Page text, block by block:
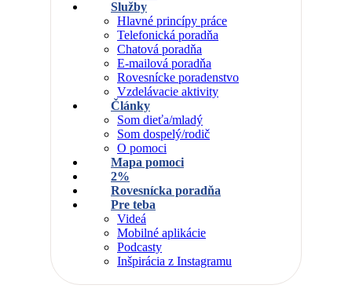
Služby
Hlavné princípy práce
Telefonická poradňa
Chatová poradňa
E-mailová poradňa
Rovesnícke poradenstvo
Vzdelávacie aktivity
Články
Som dieťa/mladý
Som dospelý/rodič
O pomoci
Mapa pomoci
2%
Rovesnícka poradňa
Pre teba
Videá
Mobilné aplikácie
Podcasty
Inšpirácia z Instagramu